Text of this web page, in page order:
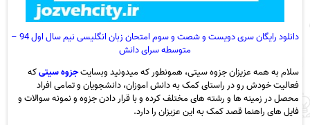
دانلود رایگان سری دویست و شصت و سوم امتحان زبان انگلیسی نیم سال اول 94 –
متوسطه سرای دانش
سلام به همه عزیزان جزوه سیتی، همونطور که میدونید وبسایتجزوه سیتیکه
فعالیت خودش رو در راستای کمک به دانش اموزان، دانشجویان و تمامی افراد
محصل در زمینه ها و رشته های مختلف کرده و با قرار دادن جزوه و نمونه سوالات و
فایل های راهنما قصد کمک به این عزیزان را دارد.